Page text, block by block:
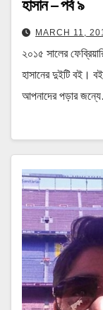
হাসান – পর্ব ৯
MARCH 11,
২০১৫ সালের
হাসানের দুইটি বই।
আপনাদের পড়ার